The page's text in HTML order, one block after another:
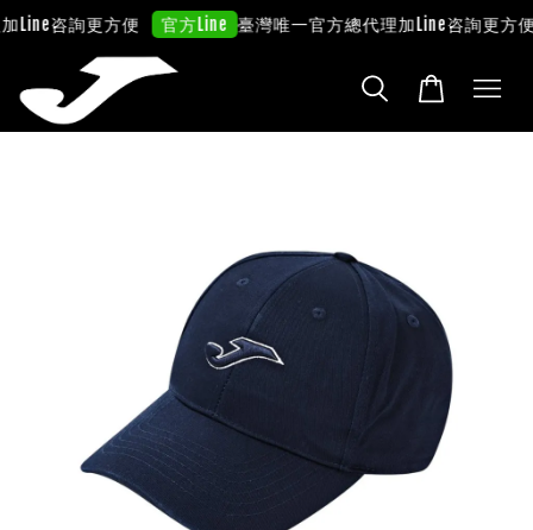
咨詢更方便 官方Line 臺灣唯一官方總代理加Line咨詢更方便